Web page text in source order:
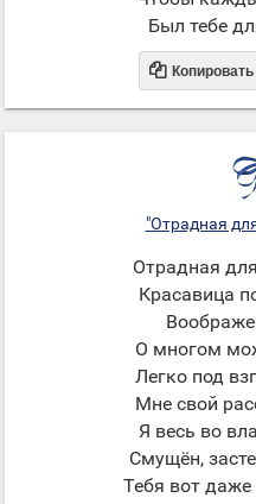
Был тебе
 Копировать
"Отрадная
Отрадная
Красавица
О многом
Легко под
Мне свой
Я весь во
Смущён,
Тебя вот